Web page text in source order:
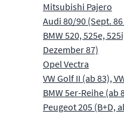
Mitsubishi Pajero
Audi 80/90 (Sept.
BMW 520, 525e,
Dezember 87)
Opel Vectra
VW Golf II (ab 83),
BMW 5er-Reihe (ab
Peugeot 205 (B+D,